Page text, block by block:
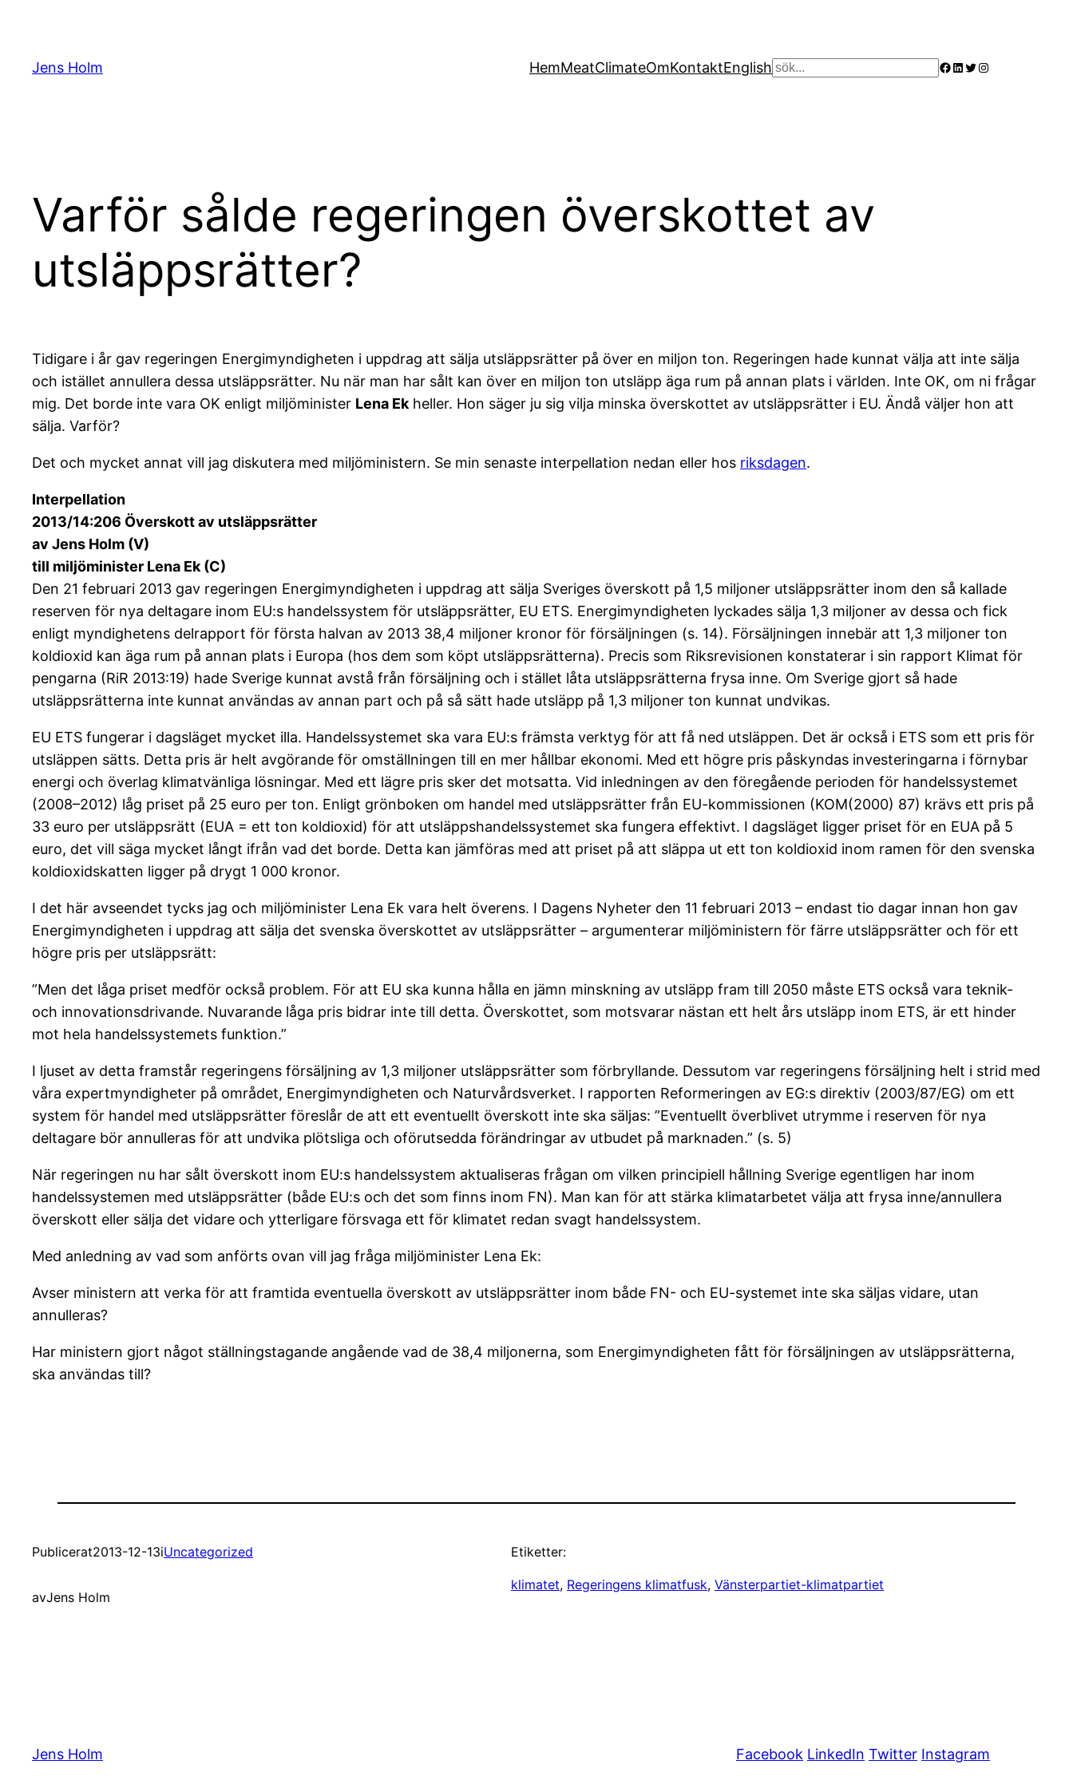
innehåll
Jens Holm HemMeatClimateOmKontaktEnglish Sök Facebook
LinkedIn
Twitter
Instagram
Varför sålde regeringen överskottet av
utsläppsrätter?
Tidigare i år gav regeringen Energimyndigheten i uppdrag att sälja utsläppsrätter på över en miljon ton. Regeringen hade kunnat välja att inte sälja
och istället annullera dessa utsläppsrätter. Nu när man har sålt kan över en miljon ton utsläpp äga rum på annan plats i världen. Inte OK, om ni frågar
mig. Det borde inte vara OK enligt miljöminister Lena Ekheller. Hon säger ju sig vilja minska överskottet av utsläppsrätter i EU. Ändå väljer hon att
sälja. Varför?
Det och mycket annat vill jag diskutera med miljöministern. Se min senaste interpellation nedan eller hos riksdagen.
Interpellation
2013/14:206 Överskott av utsläppsrätter
av Jens Holm (V)
till miljöminister Lena Ek (C)
Den 21 februari 2013 gav regeringen Energimyndigheten i uppdrag att sälja Sveriges överskott på 1,5 miljoner utsläppsrätter inom den så kallade
reserven för nya deltagare inom EU:s handelssystem för utsläppsrätter, EU ETS. Energimyndigheten lyckades sälja 1,3 miljoner av dessa och fick
enligt myndighetens delrapport för första halvan av 2013 38,4 miljoner kronor för försäljningen (s. 14). Försäljningen innebär att 1,3 miljoner ton
koldioxid kan äga rum på annan plats i Europa (hos dem som köpt utsläppsrätterna). Precis som Riksrevisionen konstaterar i sin rapport Klimat för
pengarna (RiR 2013:19) hade Sverige kunnat avstå från försäljning och i stället låta utsläppsrätterna frysa inne. Om Sverige gjort så hade
utsläppsrätterna inte kunnat användas av annan part och på så sätt hade utsläpp på 1,3 miljoner ton kunnat undvikas.
EU ETS fungerar i dagsläget mycket illa. Handelssystemet ska vara EU:s främsta verktyg för att få ned utsläppen. Det är också i ETS som ett pris för
utsläppen sätts. Detta pris är helt avgörande för omställningen till en mer hållbar ekonomi. Med ett högre pris påskyndas investeringarna i förnybar
energi och överlag klimatvänliga lösningar. Med ett lägre pris sker det motsatta. Vid inledningen av den föregående perioden för handelssystemet
(2008–2012) låg priset på 25 euro per ton. Enligt grönboken om handel med utsläppsrätter från EU-kommissionen (KOM(2000) 87) krävs ett pris på
33 euro per utsläppsrätt (EUA = ett ton koldioxid) för att utsläppshandelssystemet ska fungera effektivt. I dagsläget ligger priset för en EUA på 5
euro, det vill säga mycket långt ifrån vad det borde. Detta kan jämföras med att priset på att släppa ut ett ton koldioxid inom ramen för den svenska
koldioxidskatten ligger på drygt 1 000 kronor.
I det här avseendet tycks jag och miljöminister Lena Ek vara helt överens. I Dagens Nyheter den 11 februari 2013 – endast tio dagar innan hon gav
Energimyndigheten i uppdrag att sälja det svenska överskottet av utsläppsrätter – argumenterar miljöministern för färre utsläppsrätter och för ett
högre pris per utsläppsrätt:
”Men det låga priset medför också problem. För att EU ska kunna hålla en jämn minskning av utsläpp fram till 2050 måste ETS också vara teknik-
och innovationsdrivande. Nuvarande låga pris bidrar inte till detta. Överskottet, som motsvarar nästan ett helt års utsläpp inom ETS, är ett hinder
mot hela handelssystemets funktion.”
I ljuset av detta framstår regeringens försäljning av 1,3 miljoner utsläppsrätter som förbryllande. Dessutom var regeringens försäljning helt i strid med
våra expertmyndigheter på området, Energimyndigheten och Naturvårdsverket. I rapporten Reformeringen av EG:s direktiv (2003/87/EG) om ett
system för handel med utsläppsrätter föreslår de att ett eventuellt överskott inte ska säljas: ”Eventuellt överblivet utrymme i reserven för nya
deltagare bör annulleras för att undvika plötsliga och oförutsedda förändringar av utbudet på marknaden.” (s. 5)
När regeringen nu har sålt överskott inom EU:s handelssystem aktualiseras frågan om vilken principiell hållning Sverige egentligen har inom
handelssystemen med utsläppsrätter (både EU:s och det som finns inom FN). Man kan för att stärka klimatarbetet välja att frysa inne/annullera
överskott eller sälja det vidare och ytterligare försvaga ett för klimatet redan svagt handelssystem.
Med anledning av vad som anförts ovan vill jag fråga miljöminister Lena Ek:
Avser ministern att verka för att framtida eventuella överskott av utsläppsrätter inom både FN- och EU-systemet inte ska säljas vidare, utan
annulleras?
Har ministern gjort något ställningstagande angående vad de 38,4 miljonerna, som Energimyndigheten fått för försäljningen av utsläppsrätterna,
ska användas till?
Publicerat2013-12-13iUncategorized
avJens Holm
Etiketter:
klimatet, Regeringens klimatfusk, Vänsterpartiet-klimatpartiet
Jens Holm Facebook LinkedIn Twitter Instagram